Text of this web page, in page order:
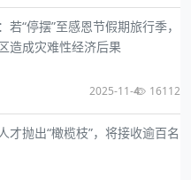
若“停摆”至感恩节假期旅行季，
造成灾难性经济后果
2025-11-4 16112
才抛出“橄榄枝”，将接收逾百名